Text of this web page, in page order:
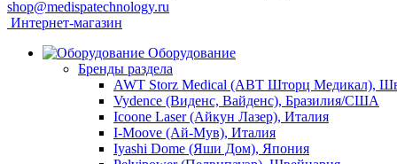
shop@medispatechnology.ru
Интернет-магазин
Оборудование
Бренды раздела
AWT Storz Medical (АВТ Шторц Медикал),
Vydence (Виденс, Вайденс), Бразилия/США
Icoone Laser (Айкун Лазер), Италия
I-Moove (Ай-Мув), Италия
Iyashi Dome (Яши Дом), Япония